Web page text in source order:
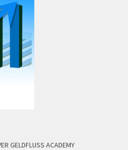
GELDFLUSS ACADEMY